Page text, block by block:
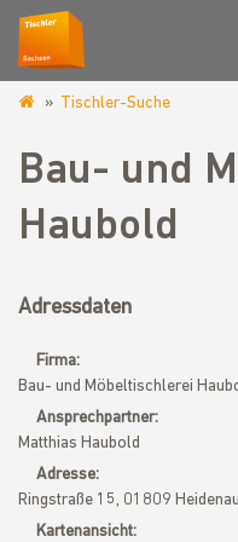
sachsen.de
Tischler-Suche
Bau- und
Haubold
Adressdaten
Firma:
Bau- und Möbeltischlerei
Ansprechpartner:
Matthias Haubold
Adresse:
Ringstraße 15, 01809 Heidenau
Kartenansicht: